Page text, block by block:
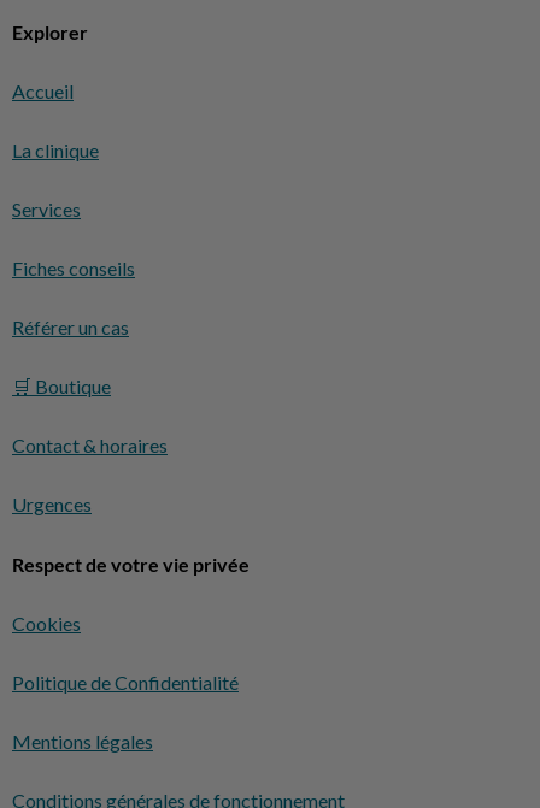
Explorer
Accueil
La clinique
Services
Fiches conseils
Référer un cas
🛒 Boutique
Contact & horaires
Urgences
Respect de votre vie privée
Cookies
Politique de Confidentialité
Mentions légales
Conditions générales de fonctionnement